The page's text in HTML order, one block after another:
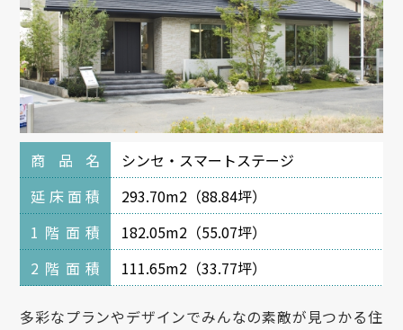
商品名
シンセ・スマートステージ
延床面積
293.70m2（88.84坪）
1階面積
182.05m2（55.07坪）
2階面積
111.65m2（33.77坪）
多彩なプランやデザインでみんなの素敵が見つかる住